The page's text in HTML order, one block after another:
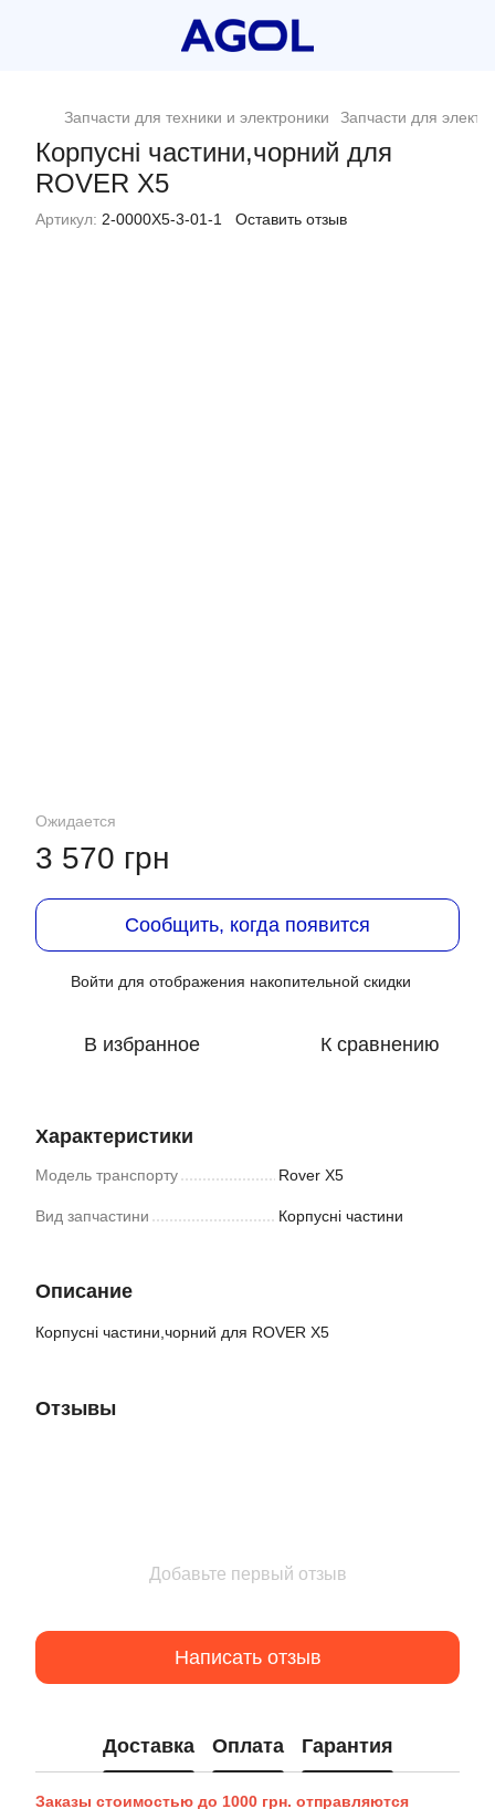
Запчасти для техники и электроники Запчасти для
Корпусні частини,чорний для
ROVER X5
Артикул: 2-0000X5-3-01-1 Оставить отзыв
Ожидается
3 570 грн
Сообщить, когда появится
Войти для отображения накопительной скидки
В избранное К сравнению
Характеристики
Модель транспорту Rover X5
Вид запчастини Корпусні частини
Описание
Корпусні частини,чорний для ROVER X5
Отзывы
Добавьте первый отзыв
Написать отзыв
Доставка Оплата Гарантия
Заказы стоимостью до 1000 грн. отправляются